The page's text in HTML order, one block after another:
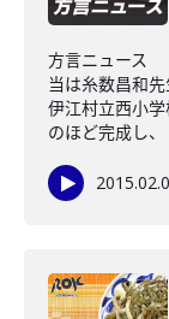
方言ニュース
当は糸数昌和
伊江村立西小
のほど完成し、